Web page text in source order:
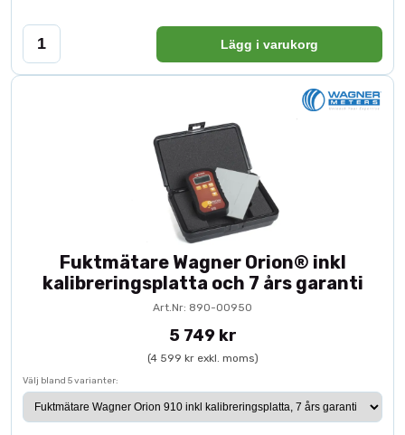
Lägg i varukorg
Fuktmätare Wagner Orion® inkl
kalibreringsplatta och 7 års garanti
Art.Nr: 890-00950
5 749 kr
(4 599 kr exkl. moms)
Välj bland 5 varianter: